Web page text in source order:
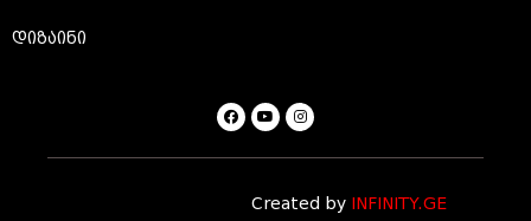
დიზაინი
Created by INFINITY.GE